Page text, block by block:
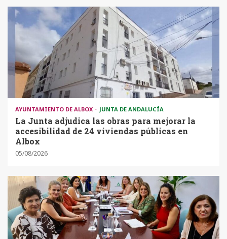
AYUNTAMIENTO DE ALBOX JUNTA DE ANDALUCÍA
La Junta adjudica las obras para mejorar la
accesibilidad de 24 viviendas públicas en
Albox
05/08/2026